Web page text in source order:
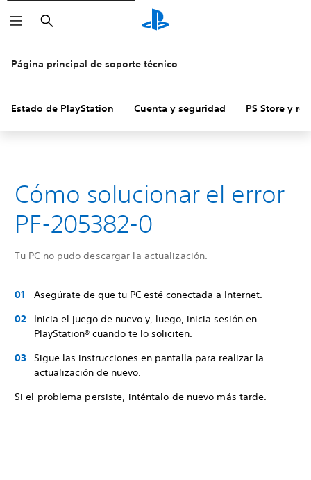
Buscar
Página principal de soporte técnico
Estado de PlayStation Cuenta y seguridad PS Store y
Cómo solucionar el error
PF-205382-0
Tu PC no pudo descargar la actualización.
Asegúrate de que tu PC esté conectada a Internet.
Inicia el juego de nuevo y, luego, inicia sesión en
PlayStation® cuando te lo soliciten.
Sigue las instrucciones en pantalla para realizar la
actualización de nuevo.
Si el problema persiste, inténtalo de nuevo más tarde.